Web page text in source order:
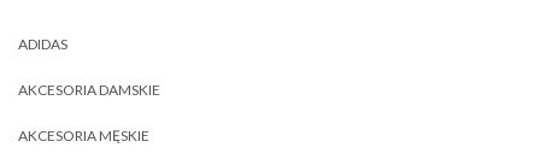
ADIDAS
AKCESORIA DAMSKIE
AKCESORIA MĘSKIE